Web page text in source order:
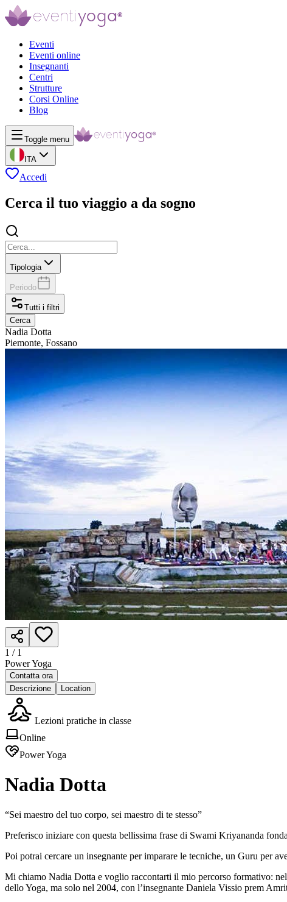
Eventi
Eventi online
Insegnanti
Centri
Strutture
Corsi Online
Blog
Toggle menu
ITA
Accedi
Cerca il tuo viaggio a da sogno
Tipologia
Periodo
Tutti i filtri
Cerca
Nadia Dotta
Piemonte, Fossano
1 / 1
Power Yoga
Contatta ora
Descrizione
Location
Lezioni pratiche in classe
Online
Power Yoga
Nadia Dotta
“Sei maestro del tuo corpo, sei maestro di te stesso”
Preferisco iniziare con questa bellissima frase di Swami Kriyananda
Poi potrai cercare un insegnante per imparare le tecniche, un Guru per
Mi chiamo Nadia Dotta e voglio raccontarti il mio percorso formativo:
dello Yoga, ma solo nel 2004, con l’insegnante Daniela Vissio prem